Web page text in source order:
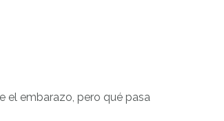
el embarazo, pero qué pasa